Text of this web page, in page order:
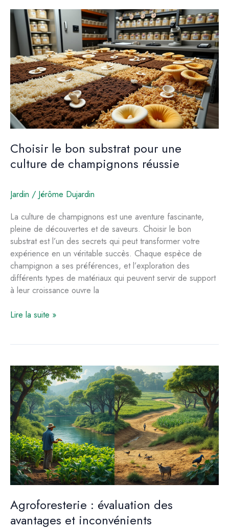
mouche
soldat
dans
compostage
Choisir le bon substrat pour une
culture de champignons réussie
Jardin / Jérôme Dujardin
La culture de champignons est une aventure fascinante,
pleine de découvertes et de saveurs. Choisir le bon
substrat est l’un des secrets qui peut transformer votre
expérience en un véritable succès. Chaque espèce de
champignon a ses préférences, et l’exploration des
différents types de matériaux qui peuvent servir de support
à leur croissance ouvre la
Choisir
pour
une
culture
de
champignons
réussie
Lire la suite »
Agroforesterie : évaluation des
avantages et inconvénients